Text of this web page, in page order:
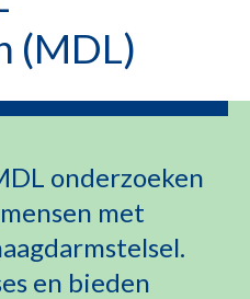
(MDL)
onderzoeken
met
en bieden